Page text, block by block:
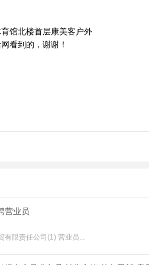
馆北楼首层康美客户外
看到的，谢谢！
营业员
有限责任公司(1) 营业员...